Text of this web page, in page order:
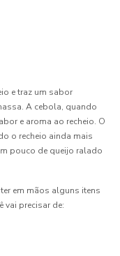
e traz um sabor
A cebola, quando
e aroma ao recheio. O
o recheio ainda mais
pouco de queijo ralado
em mãos alguns itens
vai precisar de: